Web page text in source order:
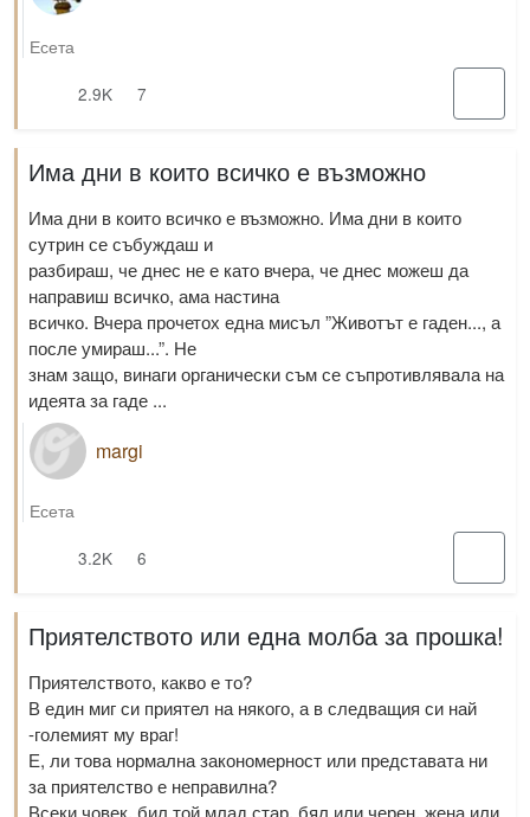
Есета
2.9K
7
Има дни в които всичко е възможно
Има дни в които всичко е възможно. Има дни в които
сутрин се събуждаш и
разбираш, че днес не е като вчера, че днес можеш да
направиш всичко, ама настина
всичко. Вчера прочетох една мисъл ”Животът е гаден..., а
после умираш...”. Не
знам защо, винаги органически съм се съпротивлявала на
идеята за гаде ...
margi
Есета
3.2K
6
Приятелството или една молба за прошка!
Приятелството, какво е то?
В един миг си приятел на някого, а в следващия си най
-големият му враг!
Е, ли това нормална закономерност или представата ни
за приятелство е неправилна?